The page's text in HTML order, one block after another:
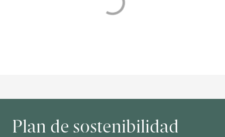
Plan de sostenibilidad